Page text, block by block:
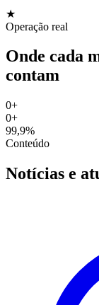
★
Operação real
Onde cada
contam
0+
0+
99,9%
Conteúdo
Notícias e